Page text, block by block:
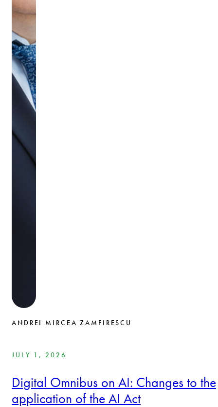
ANDREI MIRCEA ZAMFIRESCU
JULY 1, 2026
Digital Omnibus on AI: Changes to the
application of the AI Act